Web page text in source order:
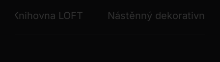
LOFT Nástěnný dekorativní panel